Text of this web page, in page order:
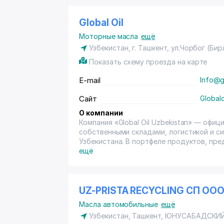
Global Oil
Моторные масла ещё
Узбекистан, г. Ташкент, ул.Чорбог
Показать схему проезда на карте
E-mail
Сайт
О компании
Компания «Global Oil Uzbekistan» —
собственными складами, логистикой и
Узбекистана. В портфеле продуктов,
бренды оригинальных масел
поставляются в Узбекистан либо
компаниями под нашим полным
масла нашим заказчикам. Каждая
ещё
UZ-PRISTA RECYCLING СП ООО
Масла автомобильные ещё
Узбекистан, Ташкент,